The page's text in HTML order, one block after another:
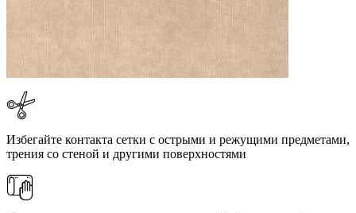
Избегайте контакта сетки с острыми и режущими предметами,
трения со стеной и другими поверхностями